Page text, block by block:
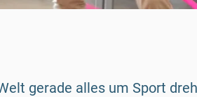
gerade alles um Sport